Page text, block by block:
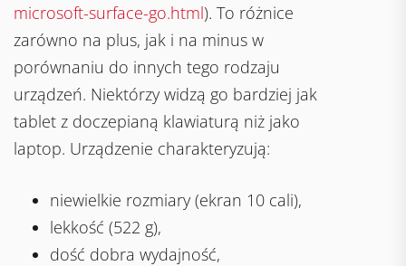
microsoft-surface-go.html). To różnice
zarówno na plus, jak i na minus w
porównaniu do innych tego rodzaju
urządzeń. Niektórzy widzą go bardziej jak
tablet z doczepianą klawiaturą niż jako
laptop. Urządzenie charakteryzują:
niewielkie rozmiary (ekran 10 cali),
lekkość (522 g),
dość dobra wydajność,